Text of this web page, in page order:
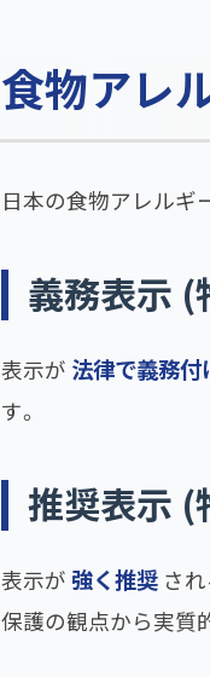
食物アレ
日本の食物アレルギ
義務表示 (
表示が 法律で義務付
す。
推奨表示 (
表示が 強く推奨 さ
保護の観点から実質